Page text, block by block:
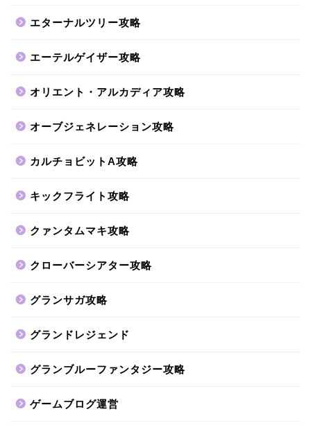
エターナルツリー攻略
エーテルゲイザー攻略
オリエント・アルカディア攻略
オーブジェネレーション攻略
カルチョビットA攻略
キックフライト攻略
クァンタムマキ攻略
クローバーシアター攻略
グランサガ攻略
グランドレジェンド
グランブルーファンタジー攻略
ゲームブログ運営